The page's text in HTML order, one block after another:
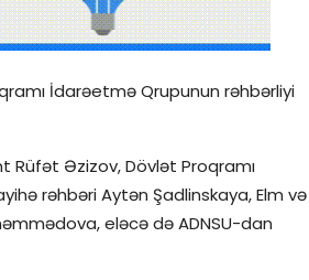
İdarəetmə Qrupunun rəhbərliyi
Rüfət Əzizov, Dövlət Proqramı
rəhbəri Aytən Şadlinskaya, Elm və
eləcə də ADNSU-dan